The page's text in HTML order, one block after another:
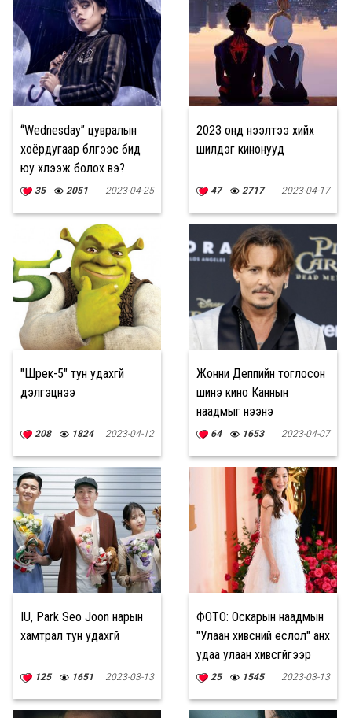
“Wednesday” цувралын
хоёрдугаар бүлгээс бид
юу хүлээж болох вэ?
35 2051 2023-04-25
2023 онд нээлтээ хийх
шилдэг кинонууд
47 2717 2023-04-17
"Шрек-5" тун удахгүй
дэлгэцнээ
208 1824 2023-04-12
Жонни Деппийн тоглосон
шинэ кино Каннын
наадмыг нээнэ
64 1653 2023-04-07
IU, Park Seo Joon нарын
хамтрал тун удахгүй
125 1651 2023-03-13
ФОТО: Оскарын наадмын
"Улаан хивсний ёслол" анх
удаа улаан хивсгүйгээр
боллоо
25 1545 2023-03-13